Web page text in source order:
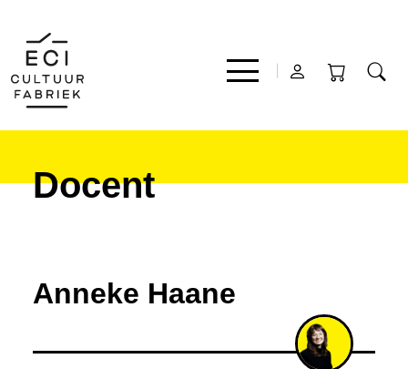
Film
Theater
Expo
Docent
Anneke Haane